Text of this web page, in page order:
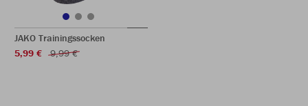
JAKO Trainingssocken
5,99 €
9,99 €